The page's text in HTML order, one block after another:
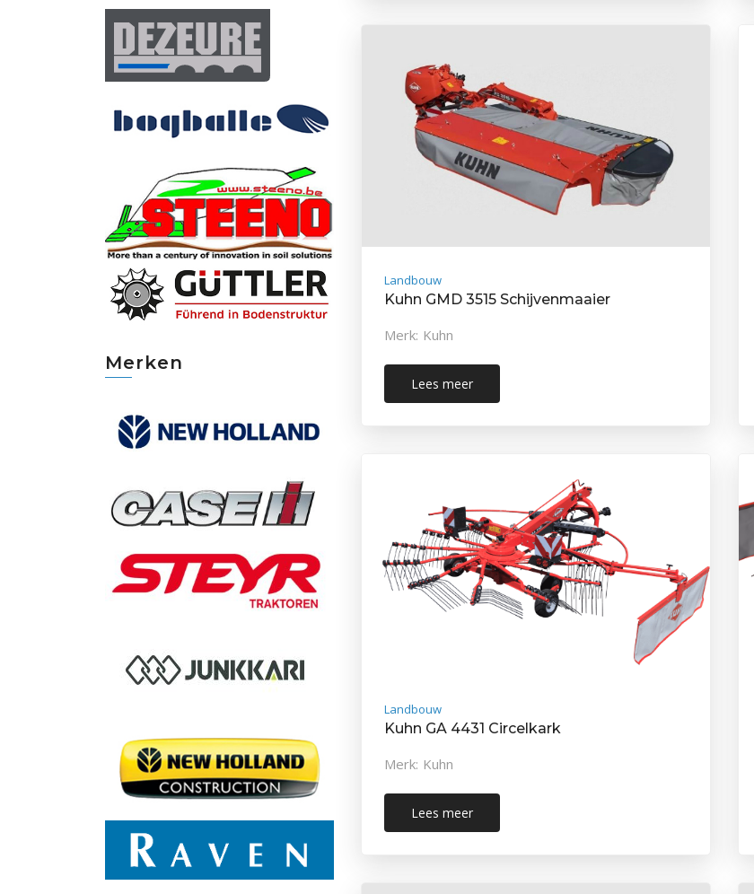
Merken
Landbouw
Kuhn GMD 3515 Schijvenmaaier
Merk: Kuhn
Lees meer
Landbouw
Kuhn GA 4431 Circelkark
Merk: Kuhn
Lees meer